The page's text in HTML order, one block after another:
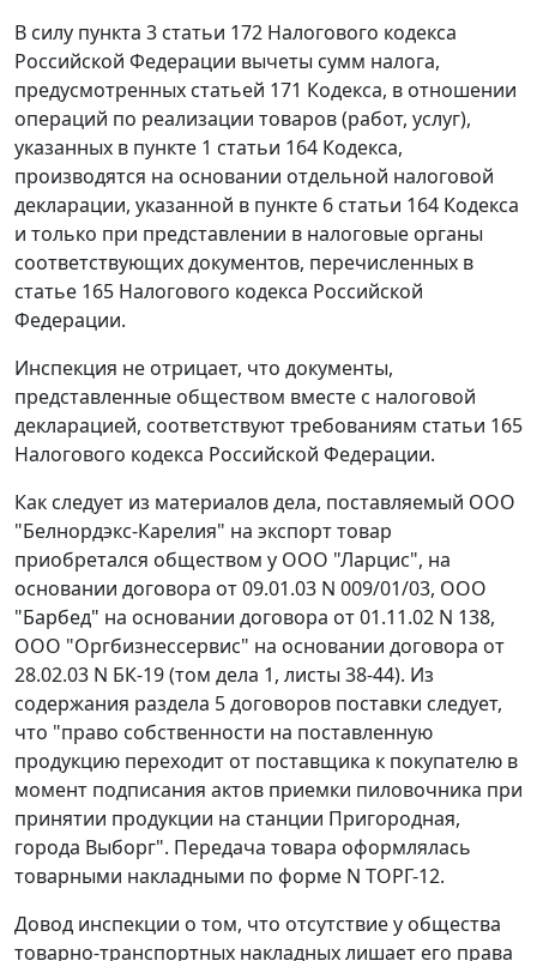
В силу пункта 3 статьи 172 Налогового кодекса
Российской Федерации вычеты сумм налога,
предусмотренных статьей 171 Кодекса, в отношении
операций по реализации товаров (работ, услуг),
указанных в пункте 1 статьи 164 Кодекса,
производятся на основании отдельной налоговой
декларации, указанной в пункте 6 статьи 164 Кодекса
и только при представлении в налоговые органы
соответствующих документов, перечисленных в
статье 165 Налогового кодекса Российской
Федерации.
Инспекция не отрицает, что документы,
представленные обществом вместе с налоговой
декларацией, соответствуют требованиям статьи 165
Налогового кодекса Российской Федерации.
Как следует из материалов дела, поставляемый ООО
"Белнордэкс-Карелия" на экспорт товар
приобретался обществом у ООО "Ларцис", на
основании договора от 09.01.03 N 009/01/03, ООО
"Барбед" на основании договора от 01.11.02 N 138,
ООО "Оргбизнессервис" на основании договора от
28.02.03 N БК-19 (том дела 1, листы 38-44). Из
содержания раздела 5 договоров поставки следует,
что "право собственности на поставленную
продукцию переходит от поставщика к покупателю в
момент подписания актов приемки пиловочника при
принятии продукции на станции Пригородная,
города Выборг". Передача товара оформлялась
товарными накладными по форме N ТОРГ-12.
Довод инспекции о том, что отсутствие у общества
товарно-транспортных накладных лишает его права